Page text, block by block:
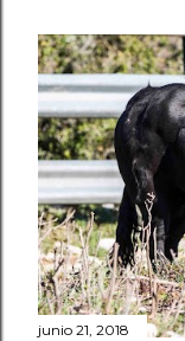
junio 21, 2018